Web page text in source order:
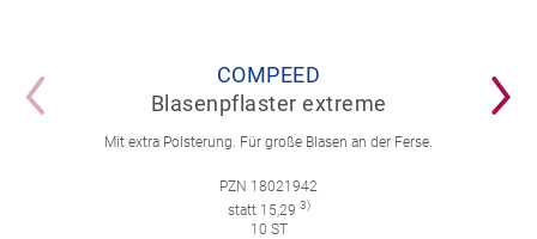
COMPEED
Blasenpflaster extreme
Mit extra Polsterung. Für große Blasen an der Ferse.
PZN 18021942
statt 15,29 3)
10 ST